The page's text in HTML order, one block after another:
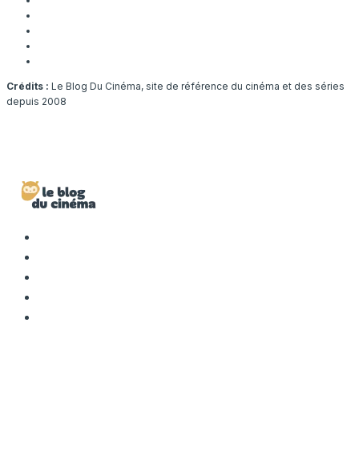
Crédits : Le Blog Du Cinéma, site de référence du cinéma et des séries
depuis 2008